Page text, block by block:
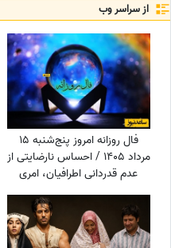
از سراسر وب
فال روزانه امروز پنج‌شنبه 15
مرداد 1405 / احساس نارضایتی از
عدم قدردانی اطرافیان، امری
طبیعی است، اما ...